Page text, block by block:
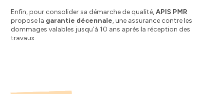
Enfin, pour consolider sa démarche de qualité,APIS PMR
propose la garantie décennale, une assurance contre les
dommages valables jusqu’à 10 ans après la réception des
travaux.